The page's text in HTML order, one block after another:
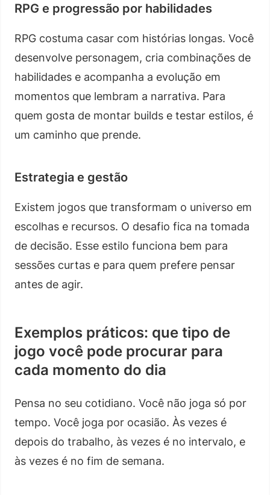
RPG e progressão por habilidades
RPG costuma casar com histórias longas. Você
desenvolve personagem, cria combinações de
habilidades e acompanha a evolução em
momentos que lembram a narrativa. Para
quem gosta de montar builds e testar estilos, é
um caminho que prende.
Estrategia e gestão
Existem jogos que transformam o universo em
escolhas e recursos. O desafio fica na tomada
de decisão. Esse estilo funciona bem para
sessões curtas e para quem prefere pensar
antes de agir.
Exemplos práticos: que tipo de
jogo você pode procurar para
cada momento do dia
Pensa no seu cotidiano. Você não joga só por
tempo. Você joga por ocasião. Às vezes é
depois do trabalho, às vezes é no intervalo, e
às vezes é no fim de semana.